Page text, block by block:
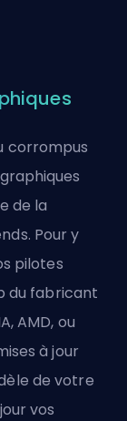
corrompus
de la
Pour y
pilotes
du fabricant
AMD, ou
à jour
de votre
vos